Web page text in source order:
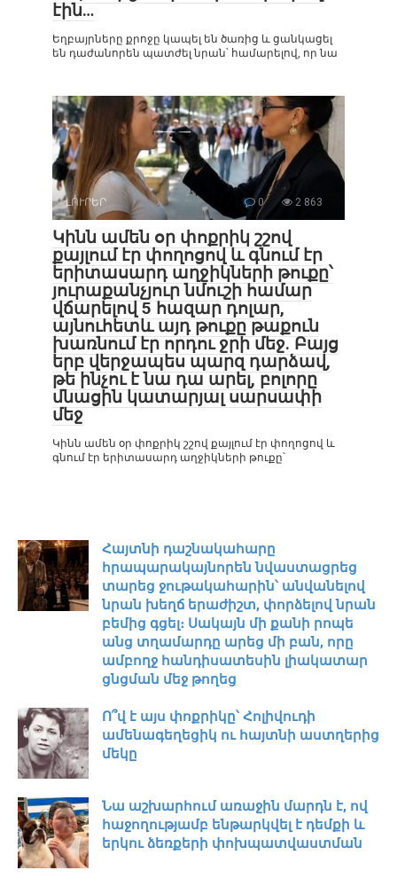
էին…
Եղբայրները քրոջը կապել են ծառից և ցանկացել
են դաժանորեն պատժել նրան՝ համարելով, որ նա
ԼՈՒՐԵՐ 0 2 863
Կինն ամեն օր փոքրիկ շշով
քայլում էր փողոցով և գնում էր
երիտասարդ աղջիկների թուքը՝
յուրաքանչյուր նմուշի համար
վճարելով 5 հազար դոլար,
այնուհետև այդ թուքը թաքուն
խառնում էր որդու ջրի մեջ. Բայց
երբ վերջապես պարզ դարձավ,
թե ինչու է նա դա արել, բոլորը
մնացին կատարյալ սարսափի
մեջ
Կինն ամեն օր փոքրիկ շշով քայլում էր փողոցով և
գնում էր երիտասարդ աղջիկների թուքը՝
Հայտնի դաշնակահարը
հրապարակայնորեն նվաստացրեց
տարեց ջութակահարին՝ անվանելով
նրան խեղճ երաժիշտ, փորձելով նրան
բեմից գցել։ Սակայն մի քանի րոպե
անց տղամարդը արեց մի բան, որը
ամբողջ հանդիսատեսին լիակատար
ցնցման մեջ թողեց
Ո՞վ է այս փոքրիկը՝ Հոլիվուդի
ամենագեղեցիկ ու հայտնի աստղերից
մեկը
Նա աշխարհում առաջին մարդն է, ով
հաջողությամբ ենթարկվել է դեմքի և
երկու ձեռքերի փոխպատվաստման